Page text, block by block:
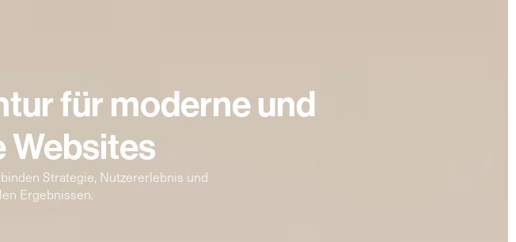
für moderne und
Websites
Strategie, Nutzererlebnis und
Ergebnissen.